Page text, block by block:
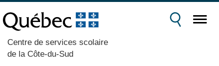
Centre de services scolaire
de la Côte-du-Sud